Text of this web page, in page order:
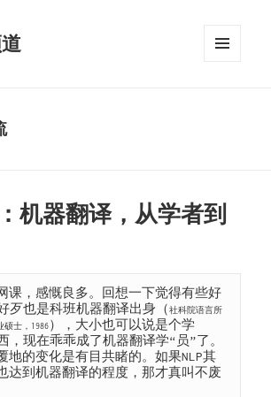
机器翻译，从学者到
课，感慨良多。回想一下觉得有些好
歹也是科班机器翻译出身（社科院语言所
硕士，1986），大小也可以说是个学
，现在乖乖成了机器翻译学“员”了。
地的变化是有目共睹的。如果NLP其
达到机器翻译的程度，那才真叫不废